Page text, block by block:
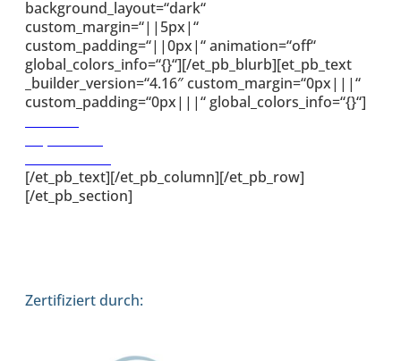
background_layout=“dark“
custom_margin=“||5px|“
custom_padding=“||0px|“ animation=“off“
global_colors_info=“{}“][/et_pb_blurb][et_pb_text
_builder_version=“4.16″ custom_margin=“0px|||“
custom_padding=“0px|||“ global_colors_info=“{}“]
[/et_pb_text][/et_pb_column][/et_pb_row]
[/et_pb_section]
Zertifiziert durch: